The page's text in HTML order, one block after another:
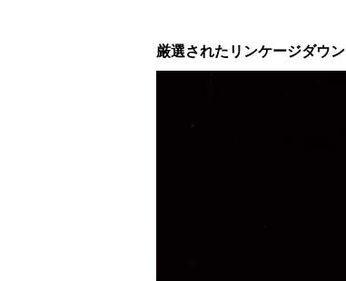
厳選されたリンケージダウン